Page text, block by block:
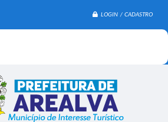
LOGIN / CADASTRO